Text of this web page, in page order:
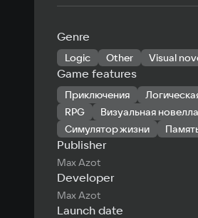
Genre
Logic Other Visual
Game features
Приключения
RPG
Визуальная новелла
Симулятор жизни
Publisher
Max Azot
Developer
Max Azot
Launch date